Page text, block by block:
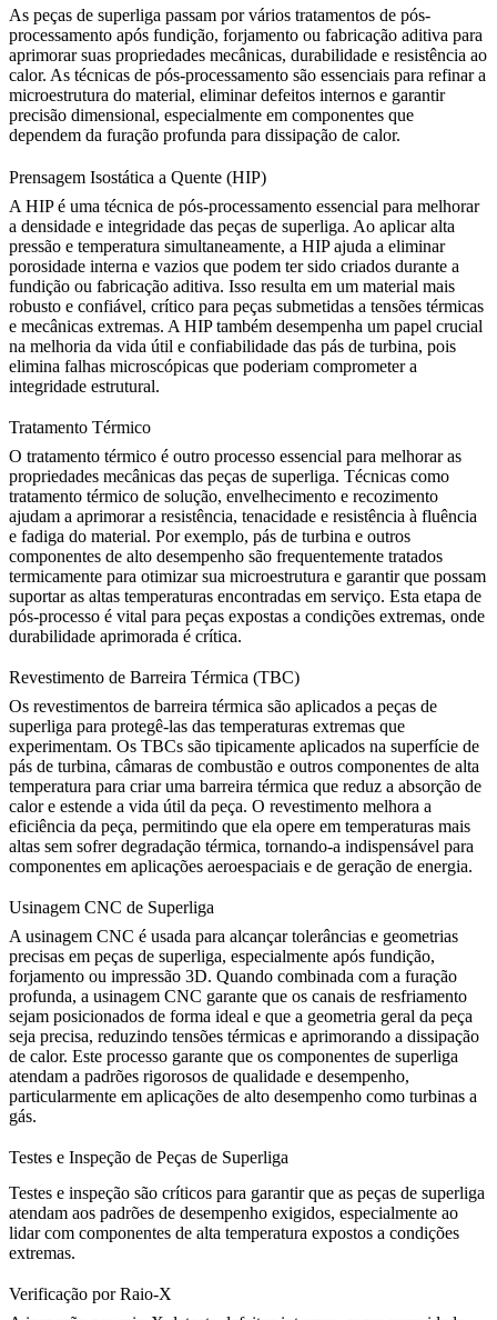
As peças de superliga passam por vários tratamentos de pós-
processamento após fundição, forjamento ou fabricação aditiva para
aprimorar suas propriedades mecânicas, durabilidade e resistência ao
calor. As técnicas de pós-processamento são essenciais para refinar a
microestrutura do material, eliminar defeitos internos e garantir
precisão dimensional, especialmente em componentes que
dependem da furação profunda para dissipação de calor.
Prensagem Isostática a Quente (HIP)
A HIPé uma técnica de pós-processamento essencial para melhorar
a densidade e integridade das peças de superliga. Ao aplicar alta
pressão e temperatura simultaneamente, a HIP ajuda a eliminar
porosidade interna e vazios que podem ter sido criados durante a
fundição ou fabricação aditiva. Isso resulta em um material mais
robusto e confiável, crítico para peças submetidas a tensões térmicas
e mecânicas extremas. A HIP também desempenha um papel crucial
na melhoria da vida útil e confiabilidade das pás de turbina, pois
elimina falhas microscópicas que poderiam comprometer a
integridade estrutural.
Tratamento Térmico
O tratamento térmico é outro processo essencial para melhorar as
propriedades mecânicas das peças de superliga. Técnicas como
tratamento térmico de solução, envelhecimento e recozimento
ajudam a aprimorar a resistência, tenacidade e resistência à fluência
e fadiga do material. Por exemplo, pás de turbina e outros
componentes de alto desempenho são frequentemente tratados
termicamente para otimizar sua microestrutura e garantir que possam
suportar as altas temperaturas encontradas em serviço. Esta etapa de
pós-processo é vital para peças expostas a condições extremas, onde
durabilidade aprimorada é crítica.
Revestimento de Barreira Térmica (TBC)
Os revestimentos de barreira térmica são aplicados a peças de
superliga para protegê-las das temperaturas extremas que
experimentam. Os TBCs são tipicamente aplicados na superfície de
pás de turbina, câmaras de combustão e outros componentes de alta
temperatura para criar uma barreira térmica que reduz a absorção de
calor e estende a vida útil da peça. O revestimento melhora a
eficiência da peça, permitindo que ela opere em temperaturas mais
altas sem sofrer degradação térmica, tornando-a indispensável para
componentes em aplicações aeroespaciais e de geração de energia.
Usinagem CNC de Superliga
A usinagem CNC é usada para alcançar tolerâncias e geometrias
precisas em peças de superliga, especialmente após fundição,
forjamento ou impressão 3D. Quando combinada com a furação
profunda, a usinagem CNC garante que os canais de resfriamento
sejam posicionados de forma ideal e que a geometria geral da peça
seja precisa, reduzindo tensões térmicas e aprimorando a dissipação
de calor. Este processo garante que os componentes de superliga
atendam a padrões rigorosos de qualidade e desempenho,
particularmente em aplicações de alto desempenho como turbinas a
gás.
Testes e Inspeção de Peças de Superliga
Testes e inspeção são críticos para garantir que as peças de superliga
atendam aos padrões de desempenho exigidos, especialmente ao
lidar com componentes de alta temperatura expostos a condições
extremas.
Verificação por Raio-X